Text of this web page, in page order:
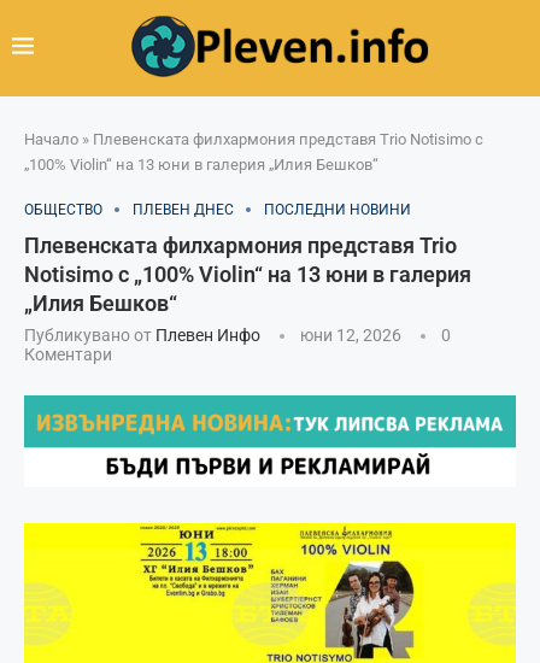
Начало » Плевенската филхармония представя Trio Notisimo с
„100% Violin“ на 13 юни в галерия „Илия Бешков“
ОБЩЕСТВО ПЛЕВЕН ДНЕС ПОСЛЕДНИ НОВИНИ
Плевенската филхармония представя Trio
Notisimo с „100% Violin“ на 13 юни в галерия
„Илия Бешков“
Публикувано от Плевен Инфо юни 12, 2026
0
Коментари